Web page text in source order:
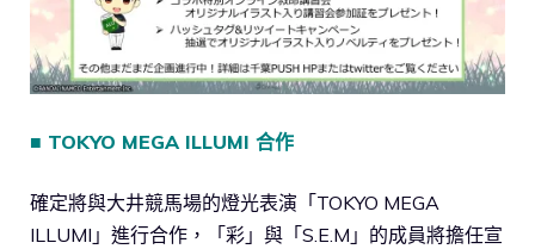
■ TOKYO MEGA ILLUMI 合作
確定將與大井競馬場的燈光表演「TOKYO MEGA
ILLUMI」進行合作，「彩」與「S.E.M」的成員將擔任宣